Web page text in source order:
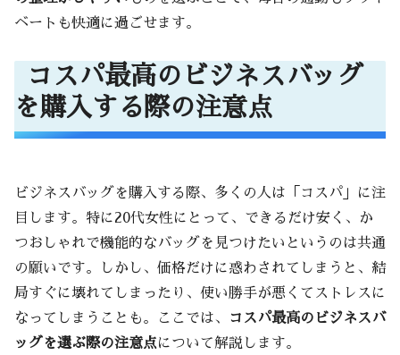
ベートも快適に過ごせます。
コスパ最高のビジネスバッグ
を購入する際の注意点
ビジネスバッグを購入する際、多くの人は「コスパ」に注
目します。特に20代女性にとって、できるだけ安く、か
つおしゃれで機能的なバッグを見つけたいというのは共通
の願いです。しかし、価格だけに惑わされてしまうと、結
局すぐに壊れてしまったり、使い勝手が悪くてストレスに
なってしまうことも。ここでは、
コスパ最高のビジネスバ
ッグを選ぶ際の注意点について解説します。